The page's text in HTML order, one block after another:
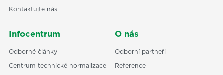
Kontaktujte nás
Infocentrum
Odborné články
Centrum technické normalizace
O nás
Odborní partneři
Reference